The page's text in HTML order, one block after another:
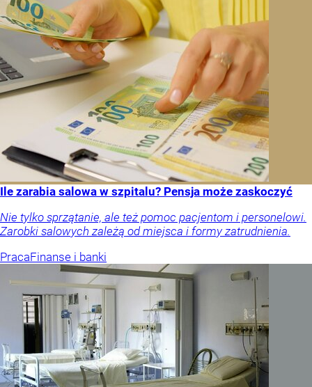
Ile zarabia salowa w szpitalu? Pensja może zaskoczyć
Nie tylko sprzątanie, ale też pomoc pacjentom i personelowi.
Zarobki salowych zależą od miejsca i formy zatrudnienia.
PracaFinanse i banki